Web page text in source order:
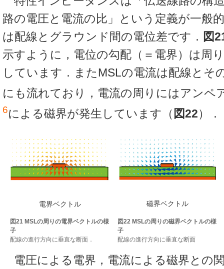
路の電圧と電流の比」という定義が一般
は配線とグラウンド間の電位差です． 図
示すように，電位の勾配（＝電界）は周
しています．またMSLの電流は配線とそ
にも流れており，電流の周りにはアンペ
6による磁界が発生しています（ 図22）．
電界ベクトル 磁界ベクトル
図21 MSLの周りの電界ベクトルの様
子
配線の進行方向に垂直な断面．
図22 MSLの周りの磁界ベクトルの様
子
配線の進行方向に垂直な断面
電圧による電界，電流による磁界との